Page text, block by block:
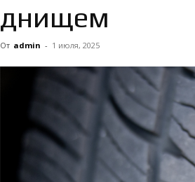
днищем
От admin - 1 июля, 2025